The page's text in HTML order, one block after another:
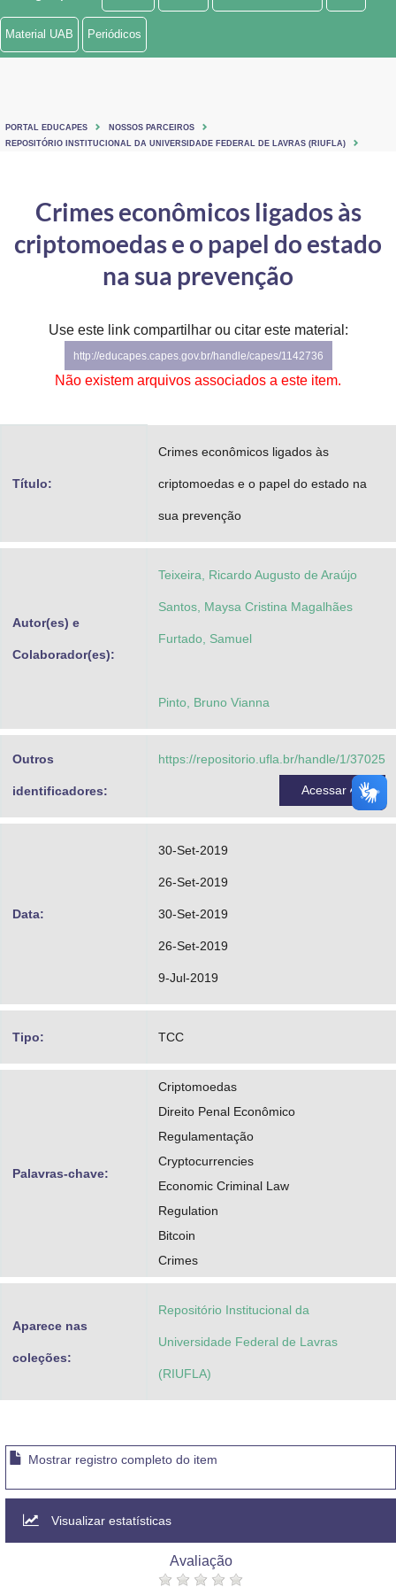
Ministério de Minas e Energia
Ministério do Turismo
Controladoria-Geral da União
Ministério da Mulher, da Família e dos Direitos Humanos
Secretaria de Governo
Gabinete de Segurança Institucional
Planalto
Material UAB Periódicos
PORTAL EDUCAPES
NOSSOS PARCEIROS
REPOSITÓRIO INSTITUCIONAL DA UNIVERSIDADE FEDERAL DE LAVRAS (RIUFLA)
Crimes econômicos ligados às
criptomoedas e o papel do estado
na sua prevenção
Use este link compartilhar ou citar este material:
http://educapes.capes.gov.br/handle/capes/1142736
Não existem arquivos associados a este item.
Título:
Crimes econômicos ligados às
criptomoedas e o papel do estado na
sua prevenção
Autor(es) e
Colaborador(es):
Teixeira, Ricardo Augusto de Araújo
Santos, Maysa Cristina Magalhães
Furtado, Samuel
Pinto, Bruno Vianna
Outros
identificadores:
https://repositorio.ufla.br/handle/1/37025
Acessar
Data:
30-Set-2019
26-Set-2019
30-Set-2019
26-Set-2019
9-Jul-2019
Tipo: TCC
Palavras-chave:
Criptomoedas
Direito Penal Econômico
Regulamentação
Cryptocurrencies
Economic Criminal Law
Regulation
Bitcoin
Crimes
Aparece nas
coleções:
Repositório Institucional da
Universidade Federal de Lavras
(RIUFLA)
Mostrar registro completo do item
Visualizar estatísticas
Avaliação